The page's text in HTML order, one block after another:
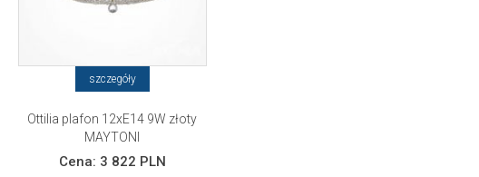
szczegóły
Ottilia plafon 12xE14 9W złoty
MAYTONI
Cena: 3 822 PLN